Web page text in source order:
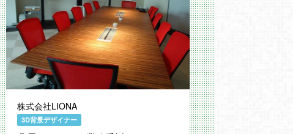
株式会社LIONA
3D背景デザイナー